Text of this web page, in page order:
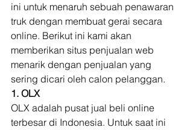
ini untuk menaruh sebuah penawaran
truk dengan membuat gerai secara
online. Berikut ini kami akan
memberikan situs penjualan web
menarik dengan penjualan yang
sering dicari oleh calon pelanggan.
1. OLX
OLX adalah pusat jual beli online
terbesar di Indonesia. Untuk saat ini